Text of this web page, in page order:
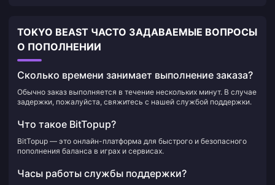
TOKYO BEAST ЧАСТО ЗАДАВАЕМЫЕ ВОПРОСЫ
О ПОПОЛНЕНИИ
Сколько времени занимает выполнение заказа?
Обычно заказ выполняется в течение нескольких минут. В случае
задержки, пожалуйста, свяжитесь с нашей службой поддержки.
Что такое BitTopup?
BitTopup — это онлайн-платформа для быстрого и безопасного
пополнения баланса в играх и сервисах.
Часы работы службы поддержки?